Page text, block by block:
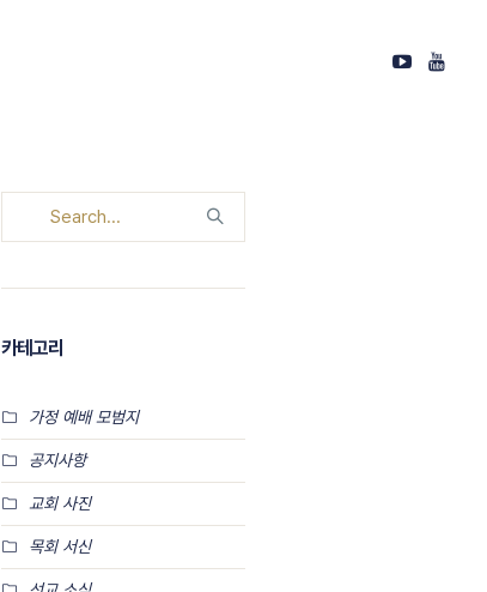
카테고리
가정 예배 모범지
공지사항
교회 사진
목회 서신